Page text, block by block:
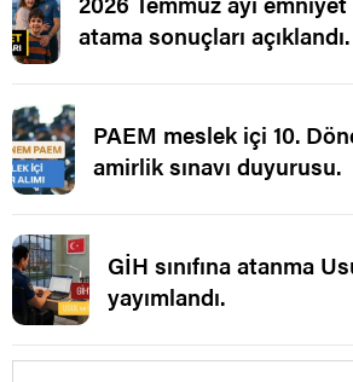
atama sonuçları
PAEM meslek içi 10.
amirlik sınavı duyurusu.
GİH sınıfına atanma
yayımlandı.